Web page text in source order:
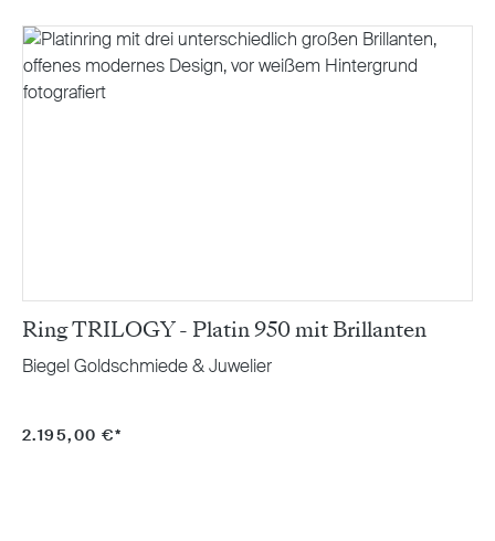
Ring TRILOGY - Platin 950 mit Brillanten
Biegel Goldschmiede & Juwelier
2.195,00 €*